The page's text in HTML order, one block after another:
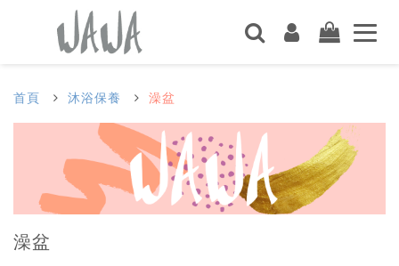
首頁 沐浴保養 澡盆
澡盆